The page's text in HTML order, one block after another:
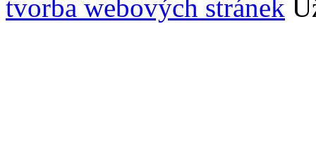
tvorba webových stránek